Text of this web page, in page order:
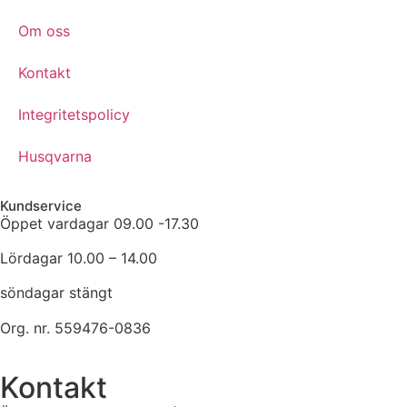
Om oss
Kontakt
Integritetspolicy
Husqvarna
Kundservice
Öppet vardagar 09.00 -17.30
Lördagar 10.00 – 14.00
söndagar stängt
Org. nr. 559476-0836
Kontakt